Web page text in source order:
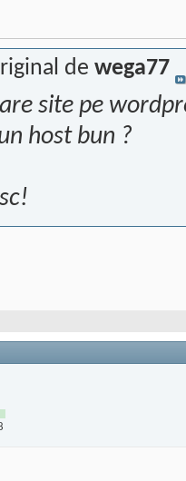
de wega77
site pe
host bun ?